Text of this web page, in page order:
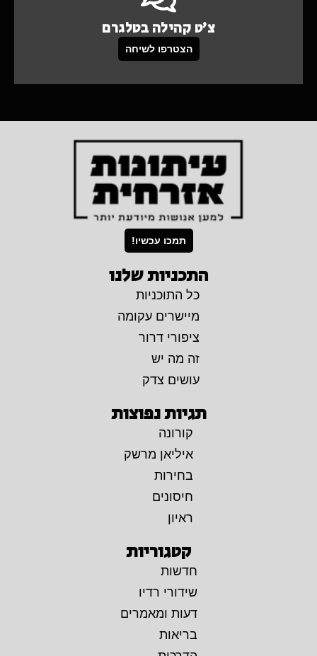
צ'ט קהילה בטלגרם
הצטרפו לשיחה
תמכו עכשיו!
התכניות שלנו
כל התוכניות
מיישרים עקומה
ציפורי דרור
זה מה יש
עושים צדק
תגיות נפוצות
קורונה
איליאן מרשק
בחירות
חיסונים
ראיון
קטגוריות
חדשות
שידורי רדיו
דעות ומאמרים
בריאות